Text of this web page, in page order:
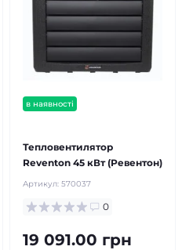
в наявності
Тепловентилятор
Reventon 45 кВт (Ревентон)
Артикул: 570037
0
19 091.00 грн